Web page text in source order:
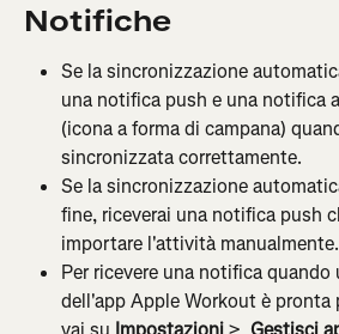
Notifiche
Se la sincronizzazione
una notifica push e una notifica
(icona a forma di campana)
sincronizzata correttamente.
Se la sincronizzazione
fine, riceverai una notifica push
importare l'attività manualmente.
Per ricevere una notifica
dell'app Apple Workout è pronta